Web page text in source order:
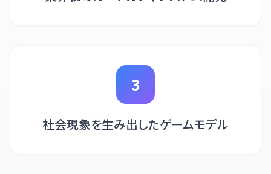
3
社会現象を生み出したゲームモデル